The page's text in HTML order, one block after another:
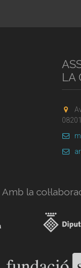
LA
Amb la